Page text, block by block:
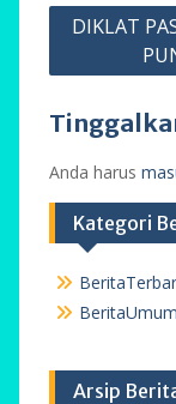
DIKLAT
Anda harus
Kategori
BeritaUmum
Arsip